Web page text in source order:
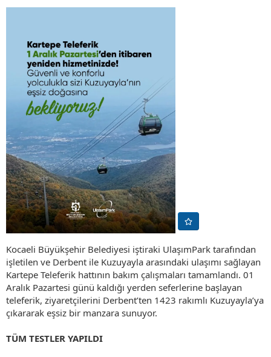
Kocaeli Büyükşehir Belediyesi iştiraki UlaşımPark tarafından
işletilen ve Derbent ile Kuzuyayla arasındaki ulaşımı sağlayan
Kartepe Teleferik hattının bakım çalışmaları tamamlandı. 01
Aralık Pazartesi günü kaldığı yerden seferlerine başlayan
teleferik, ziyaretçilerini Derbent’ten 1423 rakımlı Kuzuyayla’ya
çıkararak eşsiz bir manzara sunuyor.
TÜM TESTLER YAPILDI